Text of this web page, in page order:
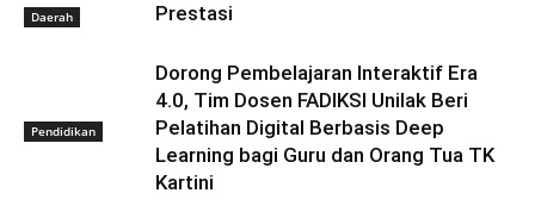
Daerah
Prestasi
Pendidikan
Dorong Pembelajaran Interaktif Era
4.0, Tim Dosen FADIKSI Unilak Beri
Pelatihan Digital Berbasis Deep
Learning bagi Guru dan Orang Tua TK
Kartini